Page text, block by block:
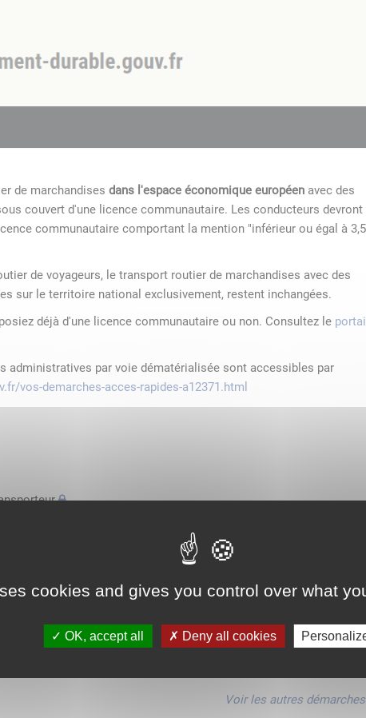
cookies and gives you control over what
OK, accept all Deny all cookies
de marchandises dans l'espace économique européen avec des
couvert d'une licence communautaire. Les conducteurs devront
communautaire comportant la mention "inférieur ou égal à 3,5
de voyageurs, le transport routier de marchandises avec des
sur le territoire national exclusivement, restent inchangées.
déjà d'une licence communautaire ou non. Consultez le portail
administratives par voie dématérialisée sont accessibles par
vos-demarches-acces-rapides-a12371.html
économique européen avec des véhicules n'excédant pas
de transport
économique européen avec des véhicules n'excédant pas
économique européen avec des véhicules n'excédant pas
Voir les autres